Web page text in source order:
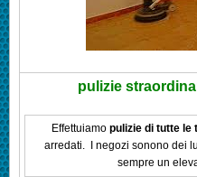
pulizie
Effettuiamo pulizie di tutte le
arredati. I negozi sonono dei
sempre un